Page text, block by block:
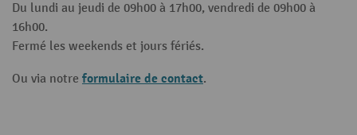
Du lundi au jeudi de 09h00 à 17h00, vendredi de 09h00 à
16h00.
Fermé les weekends et jours fériés.
Ou via notre formulaire de contact.